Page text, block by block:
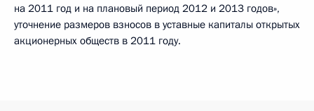
на 2011 год и на плановый период 2012 и 2013 годов»,
уточнение размеров взносов в уставные капиталы открытых
акционерных обществ в 2011 году.